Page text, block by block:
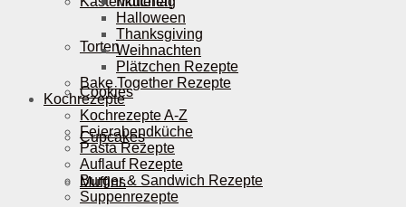
Torten
Cookies
Cupcakes
Muffins
Halloween
Thanksgiving
Weihnachten
Plätzchen Rezepte
Bake Together Rezepte
Kochrezepte
Kochrezepte A-Z
Feierabendküche
Pasta Rezepte
Auflauf Rezepte
Burger & Sandwich Rezepte
Suppenrezepte